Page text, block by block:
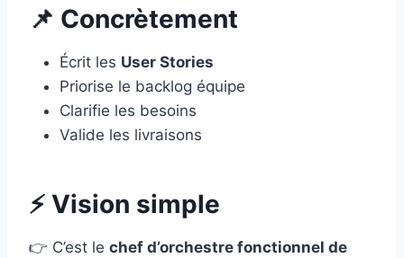
📌 Concrètement
Écrit les User Stories
Priorise le backlog équipe
Clarifie les besoins
Valide les livraisons
⚡ Vision simple
👉 C’est le chef d’orchestre fonctionnel de